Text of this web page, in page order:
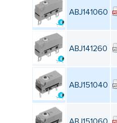
ABJ141060
ABJ141260
ABJ151040